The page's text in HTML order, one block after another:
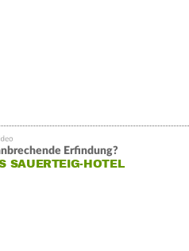
Erfindung?
SAUERTEIG-HOTEL